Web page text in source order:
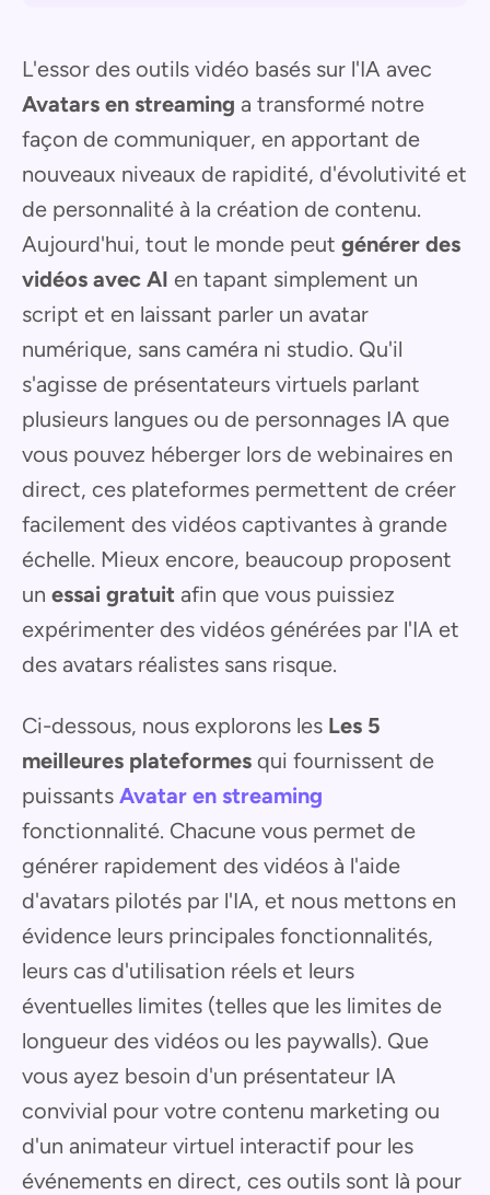
L'essor des outils vidéo basés sur l'IA avec
Avatars en streaming a transformé notre
façon de communiquer, en apportant de
nouveaux niveaux de rapidité, d'évolutivité et
de personnalité à la création de contenu.
Aujourd'hui, tout le monde peut générer des
vidéos avec AI en tapant simplement un
script et en laissant parler un avatar
numérique, sans caméra ni studio. Qu'il
s'agisse de présentateurs virtuels parlant
plusieurs langues ou de personnages IA que
vous pouvez héberger lors de webinaires en
direct, ces plateformes permettent de créer
facilement des vidéos captivantes à grande
échelle. Mieux encore, beaucoup proposent
un essai gratuit afin que vous puissiez
expérimenter des vidéos générées par l'IA et
des avatars réalistes sans risque.
Ci-dessous, nous explorons les Les 5
meilleures plateformes qui fournissent de
puissants Avatar en streaming
fonctionnalité. Chacune vous permet de
générer rapidement des vidéos à l'aide
d'avatars pilotés par l'IA, et nous mettons en
évidence leurs principales fonctionnalités,
leurs cas d'utilisation réels et leurs
éventuelles limites (telles que les limites de
longueur des vidéos ou les paywalls). Que
vous ayez besoin d'un présentateur IA
convivial pour votre contenu marketing ou
d'un animateur virtuel interactif pour les
événements en direct, ces outils sont là pour